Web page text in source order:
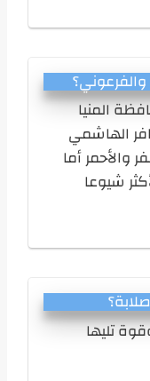
المنيا
الهاشمي
والأحمر أما
شيوعا
تليها